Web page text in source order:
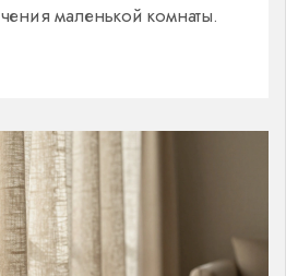
маленькой комнаты.